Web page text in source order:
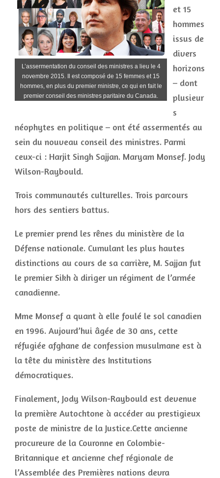
L’assermentation du conseil des ministres a lieu le 4
novembre 2015. Il est composé de 15 femmes et 15
hommes, en plus du premier ministre, ce qui en fait le
premier conseil des ministres paritaire du Canada.
et 15
hommes
issus de
divers
horizons
– dont
plusieur
s
néophytes en politique – ont été assermentés au
sein du nouveau conseil des ministres. Parmi
ceux-ci : Harjit Singh Sajjan. Maryam Monsef. Jody
Wilson-Raybould.
Trois communautés culturelles. Trois parcours
hors des sentiers battus.
Le premier prend les rênes du ministère de la
Défense nationale. Cumulant les plus hautes
distinctions au cours de sa carrière, M. Sajjan fut
le premier Sikh à diriger un régiment de l’armée
canadienne.
Mme Monsef a quant à elle foulé le sol canadien
en 1996. Aujourd’hui âgée de 30 ans, cette
réfugiée afghane de confession musulmane est à
la tête du ministère des Institutions
démocratiques.
Finalement, Jody Wilson-Raybould est devenue
la première Autochtone à accéder au prestigieux
poste de ministre de la Justice.Cette ancienne
procureure de la Couronne en Colombie-
Britannique et ancienne chef régionale de
l’Assemblée des Premières nations devra